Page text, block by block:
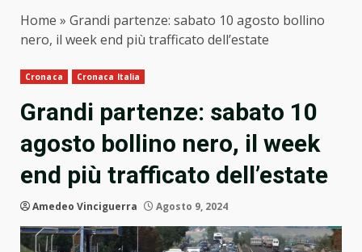
Home » Grandi partenze: sabato 10 agosto bollino
nero, il week end più trafficato dell’estate
Cronaca Cronaca Italia
Grandi partenze: sabato 10
agosto bollino nero, il week
end più trafficato dell’estate
Amedeo Vinciguerra Agosto 9, 2024